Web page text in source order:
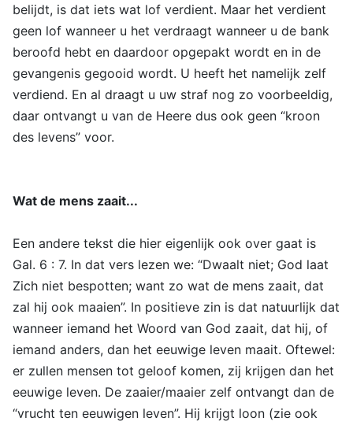
belijdt, is dat iets wat lof verdient. Maar het verdient
geen lof wanneer u het verdraagt wanneer u de bank
beroofd hebt en daardoor opgepakt wordt en in de
gevangenis gegooid wordt. U heeft het namelijk zelf
verdiend. En al draagt u uw straf nog zo voorbeeldig,
daar ontvangt u van de Heere dus ook geen “kroon
des levens” voor.
Wat de mens zaait...
Een andere tekst die hier eigenlijk ook over gaat is
Gal. 6 : 7. In dat vers lezen we: “Dwaalt niet; God laat
Zich niet bespotten; want zo wat de mens zaait, dat
zal hij ook maaien”. In positieve zin is dat natuurlijk dat
wanneer iemand het Woord van God zaait, dat hij, of
iemand anders, dan het eeuwige leven maait. Oftewel:
er zullen mensen tot geloof komen, zij krijgen dan het
eeuwige leven. De zaaier/maaier zelf ontvangt dan de
“vrucht ten eeuwigen leven”. Hij krijgt loon (zie ook